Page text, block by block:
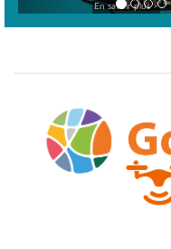
En savoir plus >